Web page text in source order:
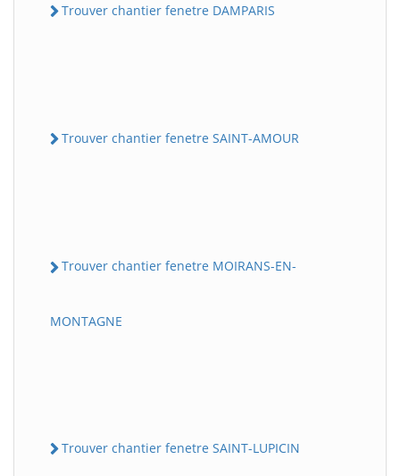
Trouver chantier fenetre DAMPARIS
Trouver chantier fenetre SAINT-AMOUR
Trouver chantier fenetre MOIRANS-EN-
MONTAGNE
Trouver chantier fenetre SAINT-LUPICIN